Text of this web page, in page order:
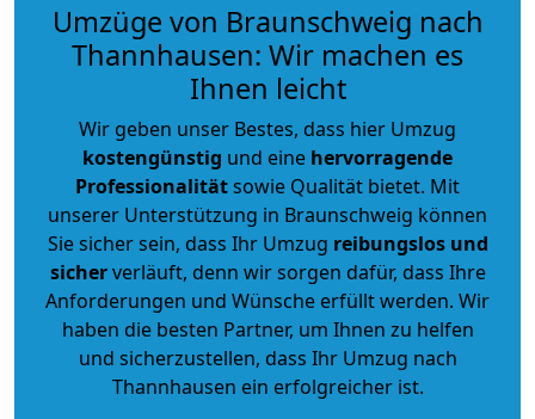
Umzüge von Braunschweig nach
Thannhausen: Wir machen es
Ihnen leicht
Wir geben unser Bestes, dass hier Umzug
kostengünstig und eine hervorragende
Professionalitätsowie Qualität bietet. Mit
unserer Unterstützung in Braunschweig können
Sie sicher sein, dass Ihr Umzug reibungslos und
sicherverläuft, denn wir sorgen dafür, dass Ihre
Anforderungen und Wünsche erfüllt werden. Wir
haben die besten Partner, um Ihnen zu helfen
und sicherzustellen, dass Ihr Umzug nach
Thannhausen ein erfolgreicher ist.